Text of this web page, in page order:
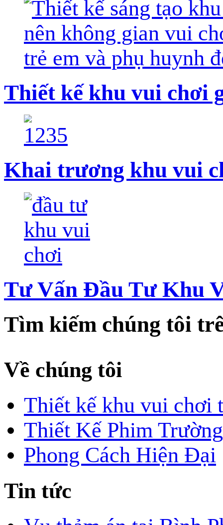
Thiết kế khu vui chơi
Khai trương khu vui
Tư Vấn Đầu Tư Khu
Tìm kiếm chúng tôi
Về chúng tôi
Thiết kế khu vui chơi
Thiết Kế Phim Trường
Phong Cách Hiện Đại
Tin tức